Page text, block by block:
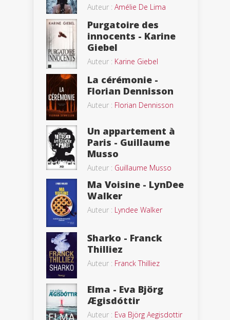
Auteur : Amélie De Lima
Purgatoire des
innocents - Karine
Giebel
Auteur : Karine Giebel
La cérémonie -
Florian Dennisson
Auteur : Florian Dennisson
Un appartement à
Paris - Guillaume
Musso
Auteur : Guillaume Musso
Ma Voisine - LynDee
Walker
Auteur : Lyndee Walker
Sharko - Franck
Thilliez
Auteur : Franck Thilliez
Elma - Eva Björg
Ægisdóttir
Auteur : Eva Björg Aegisdottir